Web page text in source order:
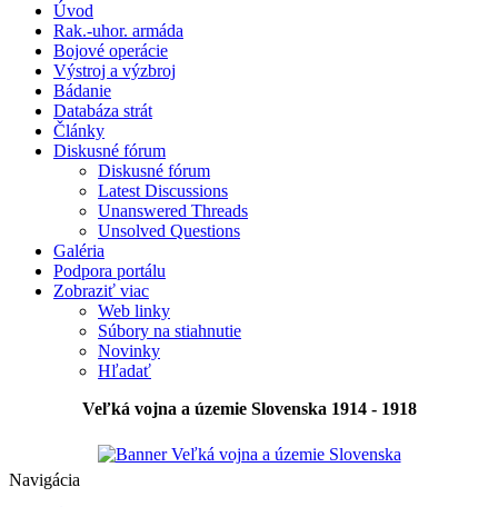
Úvod
Rak.-uhor. armáda
Bojové operácie
Výstroj a výzbroj
Bádanie
Databáza strát
Články
Diskusné fórum
Diskusné fórum
Latest Discussions
Unanswered Threads
Unsolved Questions
Galéria
Podpora portálu
Zobraziť viac
Web linky
Súbory na stiahnutie
Novinky
Hľadať
Veľká vojna a územie Slovenska 1914 - 1918
Navigácia